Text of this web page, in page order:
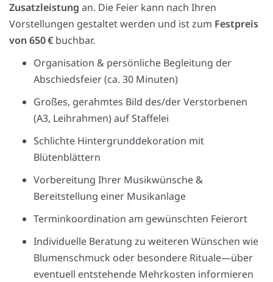
Zusatzleistung an. Die Feier kann nach Ihren
Vorstellungen gestaltet werden und ist zum Festpreis
von 650 € buchbar.
Organisation & persönliche Begleitung der
Abschiedsfeier (ca. 30 Minuten)
Großes, gerahmtes Bild des/der Verstorbenen
(A3, Leihrahmen) auf Staffelei
Schlichte Hintergrunddekoration mit
Blütenblättern
Vorbereitung Ihrer Musikwünsche &
Bereitstellung einer Musikanlage
Terminkoordination am gewünschten Feierort
Individuelle Beratung zu weiteren Wünschen wie
Blumenschmuck oder besondere Rituale—über
eventuell entstehende Mehrkosten informieren